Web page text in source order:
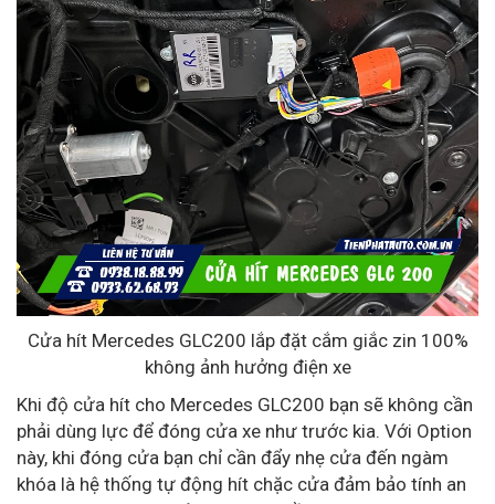
Cửa hít Mercedes GLC200 lắp đặt cắm giắc zin 100%
không ảnh hưởng điện xe
Khi độ cửa hít cho Mercedes GLC200 bạn sẽ không cần
phải dùng lực để đóng cửa xe như trước kia. Với Option
này, khi đóng cửa bạn chỉ cần đẩy nhẹ cửa đến ngàm
khóa là hệ thống tự động hít chặc cửa đảm bảo tính an